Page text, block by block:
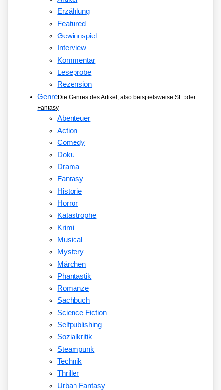
Erzählung
Featured
Gewinnspiel
Interview
Kommentar
Leseprobe
Rezension
GenreDie Genres des Artikel, also beispielsweise SF oder
Fantasy
Abenteuer
Action
Comedy
Doku
Drama
Fantasy
Historie
Horror
Katastrophe
Krimi
Musical
Mystery
Märchen
Phantastik
Romanze
Sachbuch
Science Fiction
Selfpublishing
Sozialkritik
Steampunk
Technik
Thriller
Urban Fantasy